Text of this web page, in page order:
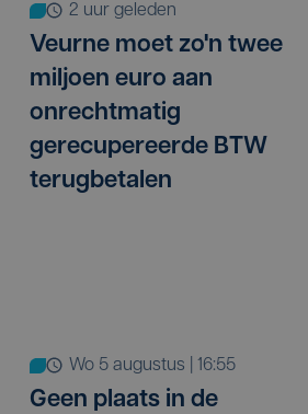
2 uur geleden
Veurne moet zo'n twee
miljoen euro aan
onrechtmatig
gerecupereerde BTW
terugbetalen
wo 5 augustus | 16:55
Geen plaats in de